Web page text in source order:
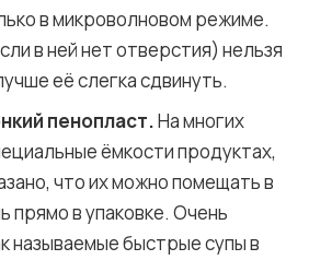
в микроволновом режиме.
в ней нет отверстия) нельзя
её слегка сдвинуть.
пенопласт.На многих
ёмкости продуктах,
что их можно помещать в
прямо в упаковке. Очень
называемые быстрые супы в